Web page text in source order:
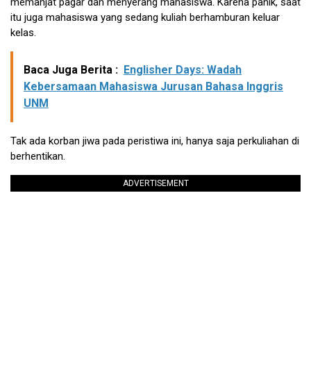
itu juga mahasiswa yang sedang kuliah berhamburan keluar
kelas.
Baca Juga Berita : Englisher Days: Wadah
Kebersamaan Mahasiswa Jurusan Bahasa Inggris
UNM
Tak ada korban jiwa pada peristiwa ini, hanya saja perkuliahan di
berhentikan.
ADVERTISEMENT